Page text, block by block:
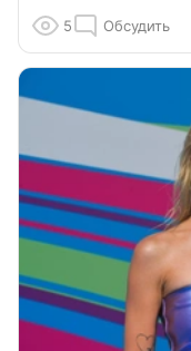
5 Обсудить